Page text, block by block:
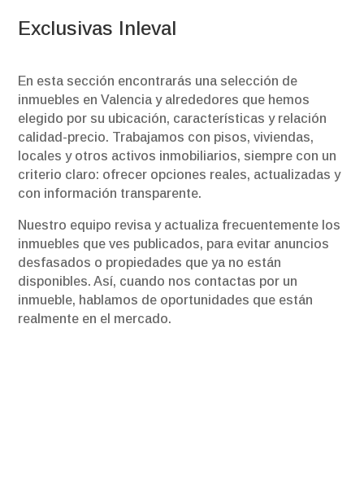
Exclusivas Inleval
En esta sección encontrarás una selección de
inmuebles en Valencia y alrededores que hemos
elegido por su ubicación, características y relación
calidad-precio. Trabajamos con pisos, viviendas,
locales y otros activos inmobiliarios, siempre con un
criterio claro: ofrecer opciones reales, actualizadas y
con información transparente.
Nuestro equipo revisa y actualiza frecuentemente los
inmuebles que ves publicados, para evitar anuncios
desfasados o propiedades que ya no están
disponibles. Así, cuando nos contactas por un
inmueble, hablamos de oportunidades que están
realmente en el mercado.